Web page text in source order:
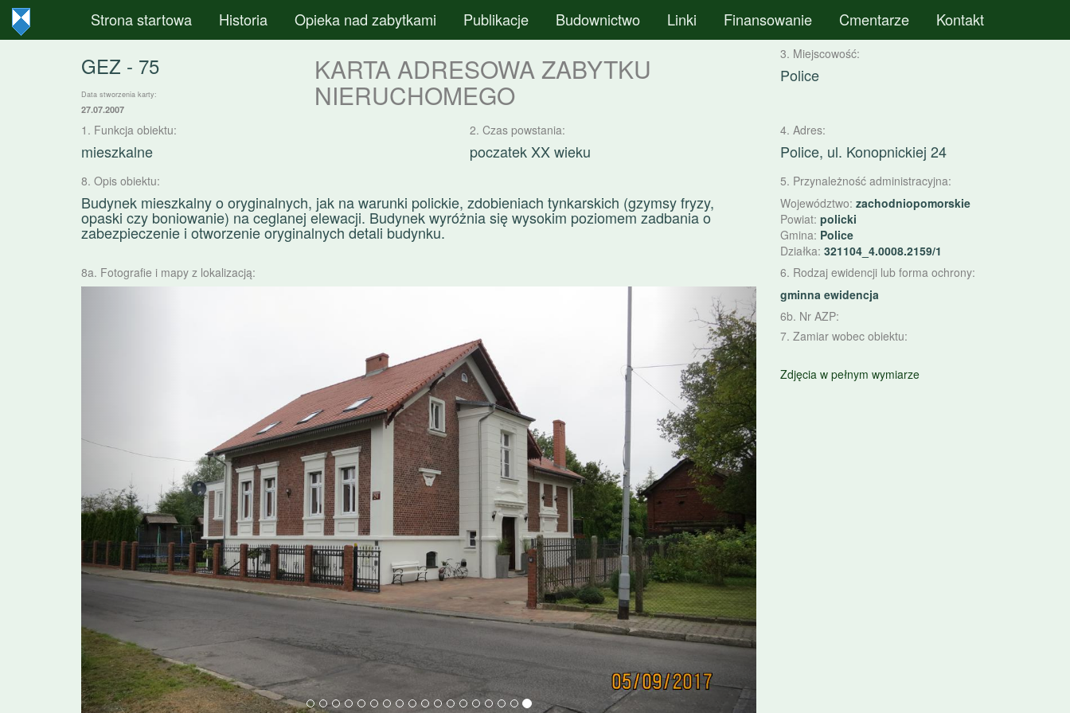
Strona startowa Historia Opieka nad zabytkami Publikacje Budownictwo Linki Finansowanie Cmentarze Kontakt
GEZ - 75
Data stworzenia karty:
27.07.2007
KARTA ADRESOWA ZABYTKU
NIERUCHOMEGO
3. Miejscowość:
Police
1. Funkcja obiektu:
mieszkalne
2. Czas powstania:
poczatek XX wieku
4. Adres:
Police, ul. Konopnickiej 24
8. Opis obiektu:
Budynek mieszkalny o oryginalnych, jak na warunki polickie, zdobieniach tynkarskich (gzymsy fryzy,
opaski czy boniowanie) na ceglanej elewacji. Budynek wyróżnia się wysokim poziomem zadbania o
zabezpieczenie i otworzenie oryginalnych detali budynku.
5. Przynależność administracyjna:
Województwo: zachodniopomorskie
Powiat: policki
Gmina: Police
Działka: 321104_4.0008.2159/1
8a. Fotografie i mapy z lokalizacją:
Następny
6. Rodzaj ewidencji lub forma ochrony:
gminna ewidencja
6b. Nr AZP:
7. Zamiar wobec obiektu:
Zdjęcia w pełnym wymiarze